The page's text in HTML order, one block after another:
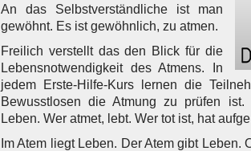
An das Selbstverständliche ist man
gewöhnt. Es ist gewöhnlich, zu atmen.
Freilich verstellt das den Blick für die
Lebensnotwendigkeit des Atmens. In
jedem Erste-Hilfe-Kurs lernen die
Bewusstlosen die Atmung zu prüfen
Leben. Wer atmet, lebt. Wer tot ist, hat
Im Atem liegt Leben. Der Atem gibt Leben.